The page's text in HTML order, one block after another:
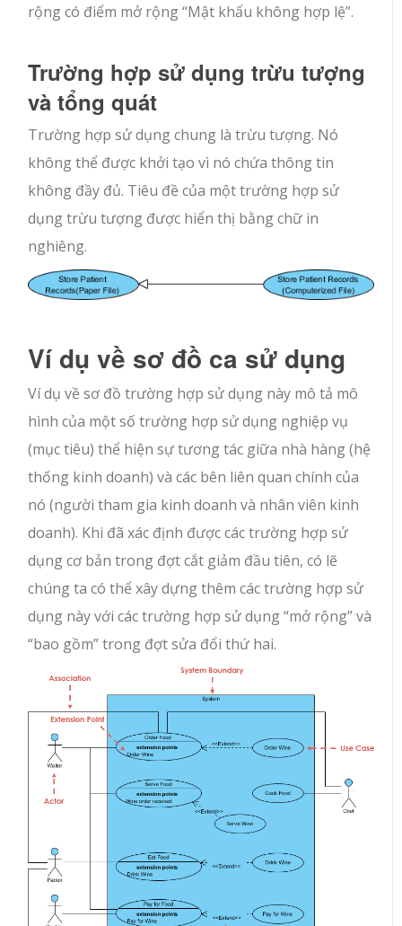
rộng có điểm mở rộng “Mật khẩu không hợp lệ”.
Trường hợp sử dụng trừu tượng
và tổng quát
Trường hợp sử dụng chung là trừu tượng. Nó
không thể được khởi tạo vì nó chứa thông tin
không đầy đủ. Tiêu đề của một trường hợp sử
dụng trừu tượng được hiển thị bằng chữ in
nghiêng.
Ví dụ về sơ đồ ca sử dụng
Ví dụ về sơ đồ trường hợp sử dụng này mô tả mô
hình của một số trường hợp sử dụng nghiệp vụ
(mục tiêu) thể hiện sự tương tác giữa nhà hàng (hệ
thống kinh doanh) và các bên liên quan chính của
nó (người tham gia kinh doanh và nhân viên kinh
doanh). Khi đã xác định được các trường hợp sử
dụng cơ bản trong đợt cắt giảm đầu tiên, có lẽ
chúng ta có thể xây dựng thêm các trường hợp sử
dụng này với các trường hợp sử dụng “mở rộng” và
“bao gồm” trong đợt sửa đổi thứ hai.